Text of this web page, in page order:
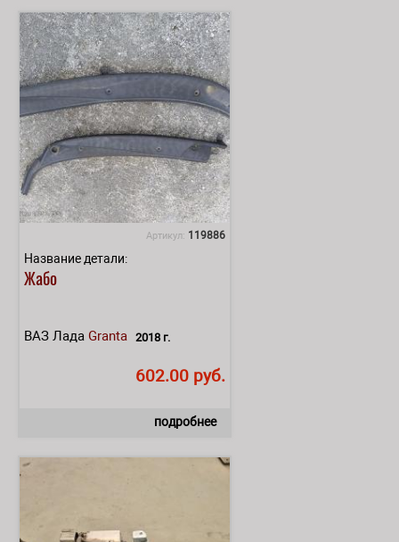
Артикул: 119886
Название детали:
Жабо
ВАЗ Лада Granta 2018 г.
602.00 руб.
подробнее